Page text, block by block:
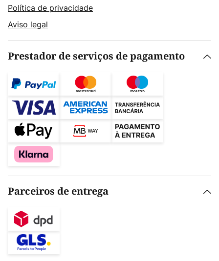
Política de privacidade
Aviso legal
Prestador de serviços de pagamento
Parceiros de entrega